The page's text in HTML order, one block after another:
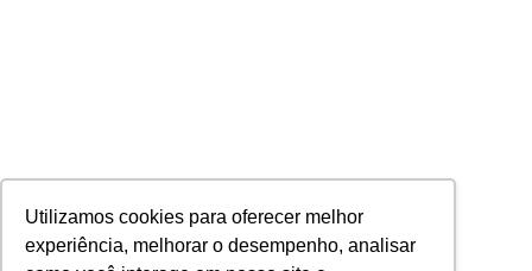
Utilizamos cookies para oferecer melhor
experiência, melhorar o desempenho, analisar